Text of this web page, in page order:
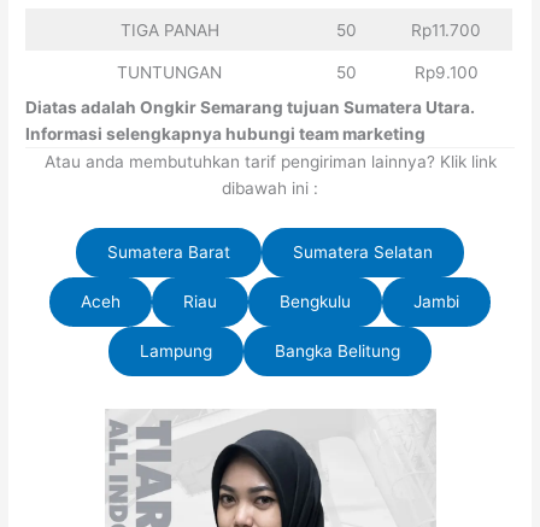
TIGA PANAH 50 Rp11.700
TUNTUNGAN 50
Rp9.100
Diatas adalah Ongkir Semarang tujuan Sumatera Utara.
Informasi selengkapnya hubungi team marketing
Atau anda membutuhkan tarif pengiriman lainnya? Klik link
dibawah ini :
Sumatera Barat Sumatera Selatan
Aceh Riau Bengkulu Jambi
Lampung Bangka Belitung